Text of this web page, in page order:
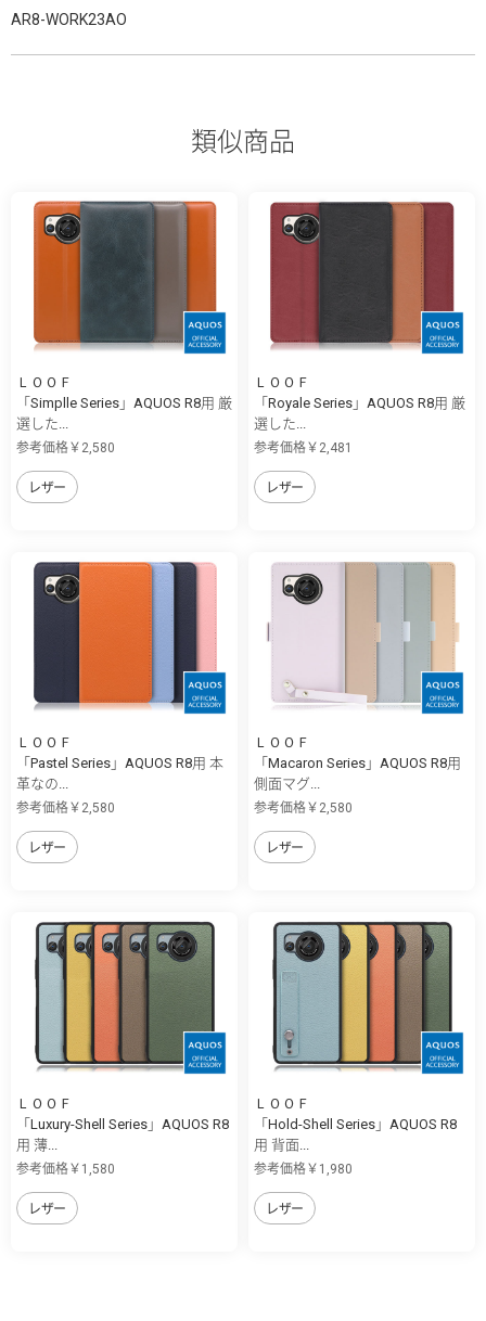
AR8-WORK23AO
類似商品
ＬＯＯＦ
「Simplle Series」AQUOS R8用 厳
選した...
参考価格￥2,580
レザー
ＬＯＯＦ
「Royale Series」AQUOS R8用 厳
選した...
参考価格￥2,481
レザー
ＬＯＯＦ
「Pastel Series」AQUOS R8用 本
革なの...
参考価格￥2,580
レザー
ＬＯＯＦ
「Macaron Series」AQUOS R8用
側面マグ...
参考価格￥2,580
レザー
ＬＯＯＦ
「Luxury-Shell Series」AQUOS R8
用 薄...
参考価格￥1,580
レザー
ＬＯＯＦ
「Hold-Shell Series」AQUOS R8
用 背面...
参考価格￥1,980
レザー